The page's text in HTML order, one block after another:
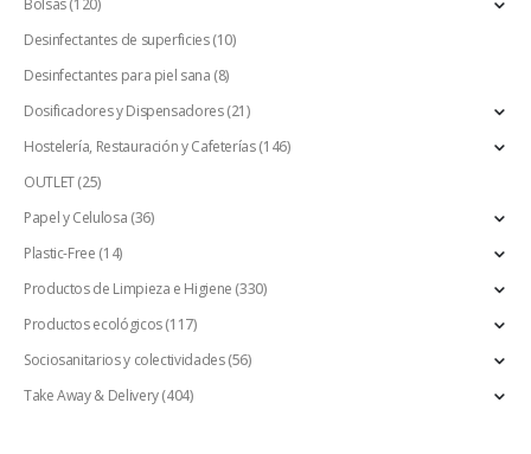
Desinfectantes de superficies (10)
Desinfectantes para piel sana (8)
Dosificadores y Dispensadores (21)
Hostelería, Restauración y Cafeterías(146)
OUTLET(25)
Papel y Celulosa (36)
Plastic-Free (14)
Productos de Limpieza e Higiene (330)
Productos ecológicos(117)
Sociosanitarios y colectividades (56)
Take Away & Delivery(404)